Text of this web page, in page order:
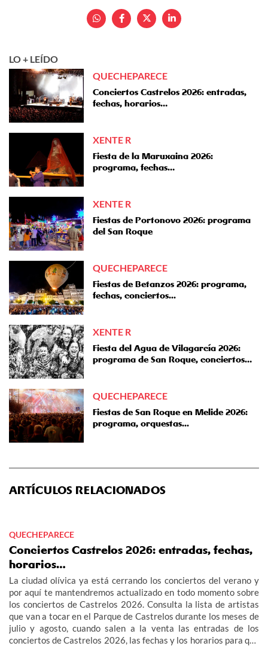
LO + LEÍDO
QUECHEPARECE
Conciertos Castrelos 2026: entradas,
fechas, horarios…
XENTE R
Fiesta de la Maruxaina 2026:
programa, fechas…
XENTE R
Fiestas de Portonovo 2026: programa
del San Roque
QUECHEPARECE
Fiestas de Betanzos 2026: programa,
fechas, conciertos...
XENTE R
Fiesta del Agua de Vilagarcía 2026:
programa de San Roque, conciertos…
QUECHEPARECE
Fiestas de San Roque en Melide 2026:
programa, orquestas...
ARTÍCULOS RELACIONADOS
QUECHEPARECE
Conciertos Castrelos 2026: entradas, fechas,
horarios…
La ciudad olívica ya está cerrando los conciertos del verano y
por aquí te mantendremos actualizado en todo momento sobre
los conciertos de Castrelos 2026. Consulta la lista de artistas
que van a tocar en el Parque de Castrelos durante los meses de
julio y agosto, cuando salen a la venta las entradas de los
conciertos de Castrelos 2026, las fechas y los horarios para que